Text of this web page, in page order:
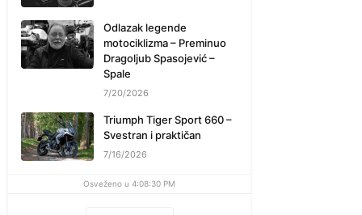
Odlazak legende
motociklizma – Preminuo
Dragoljub Spasojević –
Spale
7/20/2026
Triumph Tiger Sport 660 –
Svestran i praktičan
7/16/2026
Osveženo u 4:08:30 PM